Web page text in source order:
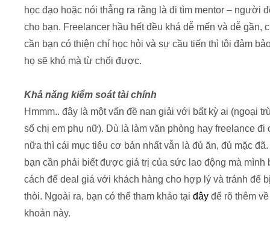
học đạo hoặc nói thẳng ra rằng là đi tìm mentor – người
cho bạn. Freelancer hầu hết đều khá dễ mến và dễ gần,
cần bạn có thiện chí học hỏi và sự cầu tiến thì tôi đảm
họ sẽ khó mà từ chối được.
Khả năng kiểm soát tài chính
Hmmm.. đây là một vấn đề nan giải với bất kỳ ai (ngoại
số chị em phụ nữ). Dù là làm văn phòng hay freelance đi
nữa thì cái mục tiêu cơ bản nhất vẫn là đủ ăn, đủ mặc
bạn cần phải biết được giá trị của sức lao động mà mình
cách để deal giá với khách hàng cho hợp lý và tránh để
thòi. Ngoài ra, bạn có thể tham khảo tại đây để rõ thêm về
khoản này.